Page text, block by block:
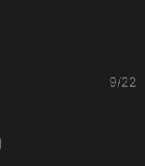
9/22